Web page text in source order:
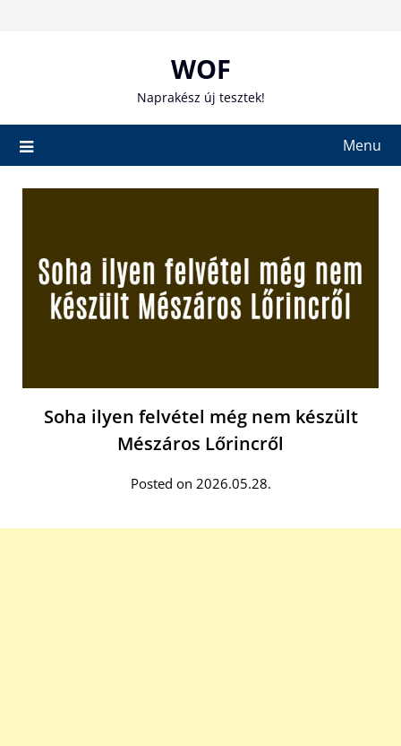
WOF
Naprakész új tesztek!
Menu
Soha ilyen felvétel még nem készült
Mészáros Lőrincről
Posted on 2026.05.28.